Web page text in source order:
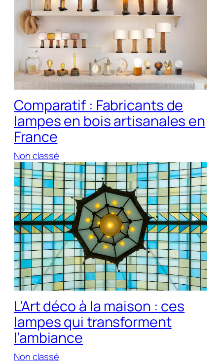
Comparatif : Fabricants de
lampes en bois artisanales en
France
Non classé
L’Art déco à la maison : ces
lampes qui transforment
l’ambiance
Non classé